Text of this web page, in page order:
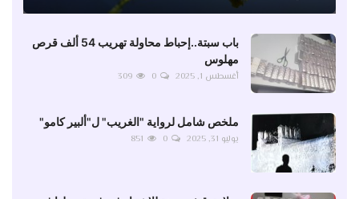
باب سبتة..إحباط محاولة تهريب 54 ألف قرص
مهلوس
أغسطس 1, 2025
0
309
ملخص شامل لرواية "الغريب" ل"ألبير كامو"
يوليو 31, 2025
0
851